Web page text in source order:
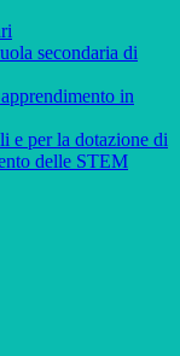
secondaria di
in
e per la dotazione di
delle STEM